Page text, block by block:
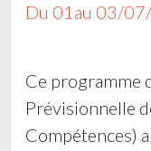
Du 01au 03/
Ce programme
Prévisionnelle
Compétences)